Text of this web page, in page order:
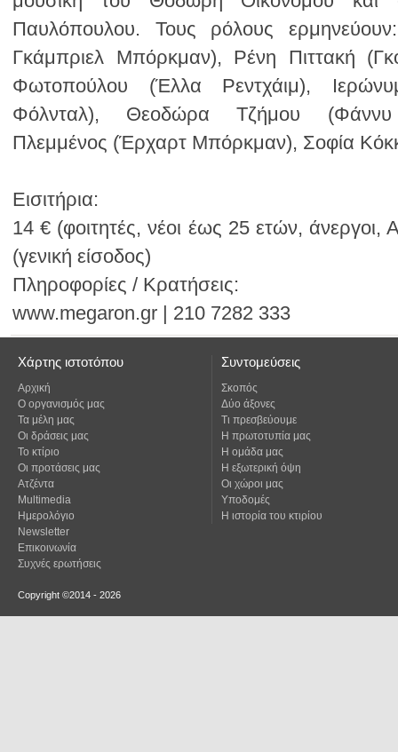
Πλεμμένος (Έρχαρτ Μπόρκμαν), Σοφία
Eισιτήρια:
(γενική είσοδος)
Πληροφορίες / Κρατήσεις:
www.megaron.gr | 210 7282 333
Χάρτης ιστοτόπου
Αρχική
Ο οργανισμός μας
Τα μέλη μας
Οι δράσεις μας
Το κτίριο
Οι προτάσεις μας
Ατζέντα
Multimedia
Ημερολόγιο
Newsletter
Επικοινωνία
Συχνές ερωτήσεις
Συντομεύσεις
Σκοπός
Δύο άξονες
Τι πρεσβεύουμε
Η πρωτοτυπία μας
Η ομάδα μας
Η εξωτερική όψη
Οι χώροι μας
Υποδομές
Η ιστορία του κτιρίου
Copyright ©2014 - 2026